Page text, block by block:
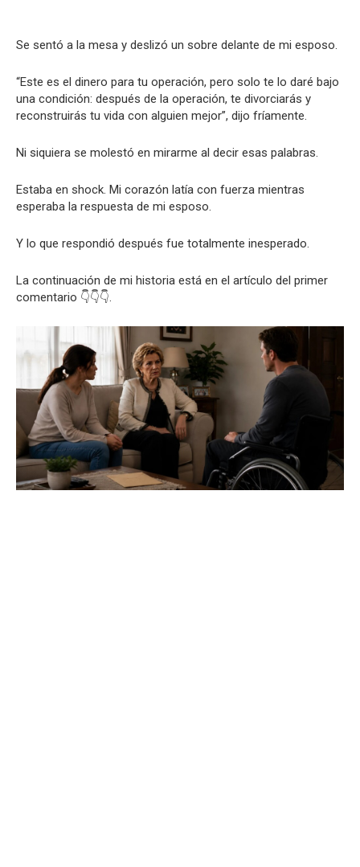
Se sentó a la mesa y deslizó un sobre delante de mi esposo.
“Este es el dinero para tu operación, pero solo te lo daré bajo
una condición: después de la operación, te divorciarás y
reconstruirás tu vida con alguien mejor”, dijo fríamente.
Ni siquiera se molestó en mirarme al decir esas palabras.
Estaba en shock. Mi corazón latía con fuerza mientras
esperaba la respuesta de mi esposo.
Y lo que respondió después fue totalmente inesperado.
La continuación de mi historia está en el artículo del primer
comentario 👇👇👇.